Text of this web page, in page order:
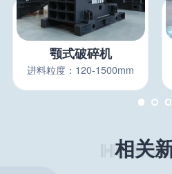
颚式破碎机
进料粒度：120-1500mm
相关